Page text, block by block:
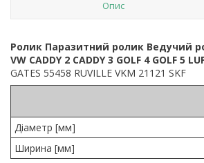
Опис
Ролик Паразитний ролик Ведучий
VW CADDY 2 CADDY 3 GOLF 4 GOLF 5
GATES 55458 RUVILLE VKM 21121 SKF
Діаметр [мм]
Ширина [мм]